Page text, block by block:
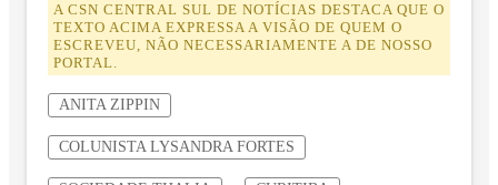
A CSN CENTRAL SUL DE NOTÍCIAS DESTACA QUE O
TEXTO ACIMA EXPRESSA A VISÃO DE QUEM O
ESCREVEU, NÃO NECESSARIAMENTE A DE NOSSO
PORTAL.
ANITA ZIPPIN
COLUNISTA LYSANDRA FORTES